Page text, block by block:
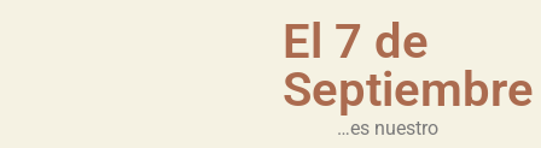
El 7 de
Septiembre
…es nuestro